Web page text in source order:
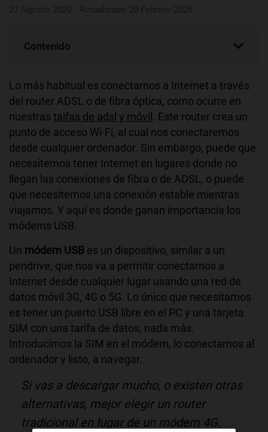
Contenido
Lo más habitual es conectarnos a Internet a través
del router ADSL o de fibra óptica, como ocurre en
nuestras taifas de adsl y móvil . Este router crea un
punto de acceso Wi-Fi, al cual nos conectaremos
desde cualquier ordenador. Sin embargo, puede que
necesitemos tener Internet en lugares donde no
llegan las conexiones de fibra o de ADSL, o puede
que necesitemos una conexión estable mientras
viajamos. Y aquí es donde ganan importancia los
módems USB.
Un módem USB es un dispositivo, similar a un
pendrive, que nos va a permitir conectarnos a
Internet desde cualquier lugar usando una red de
datos móvil 3G, 4G o 5G. Lo único que necesitamos
es tener un puerto USB libre en el PC y una tarjeta
SIM con una tarifa de datos, nada más.
Introducimos la SIM en el módem, lo conectamos al
ordenador y listo, a navegar.
Si vas a descargar mucho, o existen otras
alternativas, mejor elegir un router
tradicional en lugar de un módem 4G.